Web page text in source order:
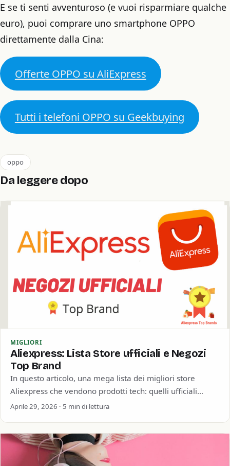
E se ti senti avventuroso (e vuoi risparmiare qualche
euro), puoi comprare uno smartphone OPPO
direttamente dalla Cina:
Offerte OPPO su AliExpress
Tutti i telefoni OPPO su Geekbuying
oppo
Da leggere dopo
MIGLIORI
Aliexpress: Lista Store ufficiali e Negozi
Top Brand
In questo articolo, una mega lista dei migliori store
Aliexpress che vendono prodotti tech: quelli ufficiali
(Official Store), i rivenditori autorizzati (Authorized)…
Aprile 29, 2026 · 5 min di lettura